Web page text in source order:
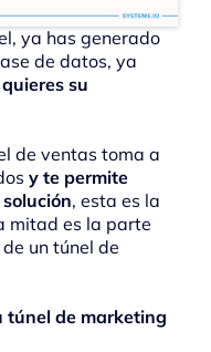
ya has generado
de datos, ya
su
de ventas toma a
y te permite
, esta es la
mitad es la parte
un túnel de
túnel de marketing